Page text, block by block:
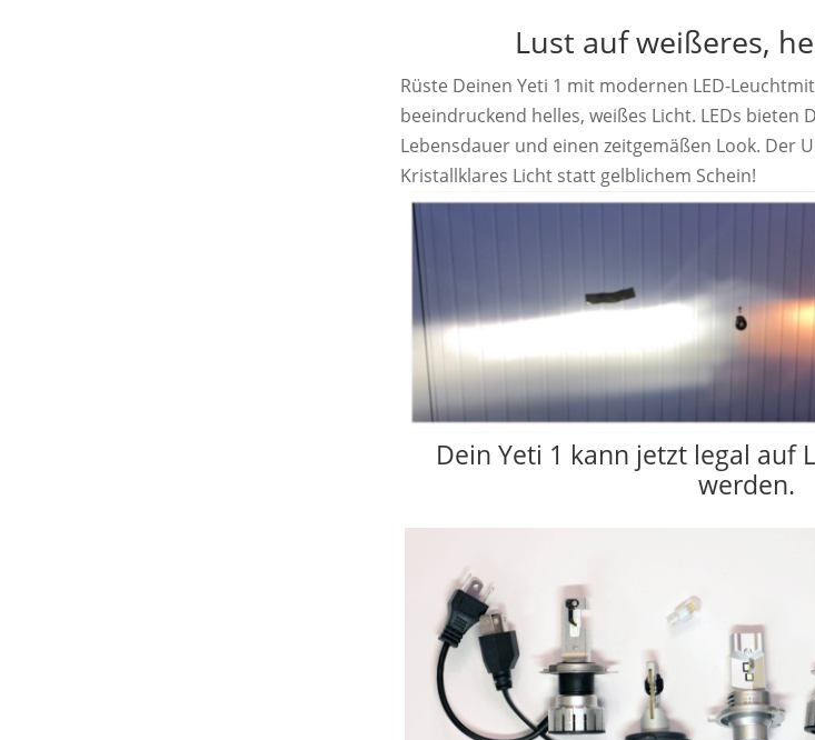
Lust auf weißeres,
Rüste Deinen Yeti 1 mit modernen LED-
beeindruckend helles, weißes Licht. LEDs bieten
Lebensdauer und einen zeitgemäßen Look. Der
Kristallklares Licht statt gelblichem Schein!
Dein Yeti 1 kann jetzt legal auf
werden.